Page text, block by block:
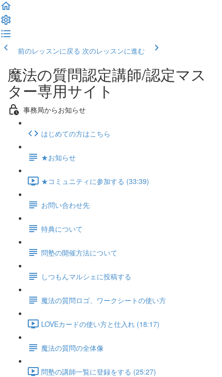
前のレッスンに戻る 次のレッスンに進む
魔法の質問認定講師/認定マス
ター専用サイト
事務局からお知らせ
はじめての方はこちら
★お知らせ
★コミュニティに参加する (33:39)
お問い合わせ先
特典について
問塾の開催方法について
しつもんマルシェに投稿する
魔法の質問ロゴ、ワークシートの使い方
LOVEカードの使い方と仕入れ (18:17)
魔法の質問の全体像
問塾の講師一覧に登録をする (25:27)